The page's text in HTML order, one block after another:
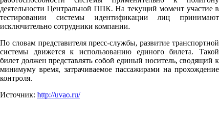
деятельности Центральной ППК. На текущий момент участие в
тестировании системы идентификации лиц принимают
исключительно сотрудники компании.
По словам представителя пресс-службы, развитие транспортной
системы движется к использованию единого билета. Такой
билет должен представлять собой единый носитель, сводящий к
минимуму время, затрачиваемое пассажирами на прохождение
контроля.
Источник: http://uvao.ru/